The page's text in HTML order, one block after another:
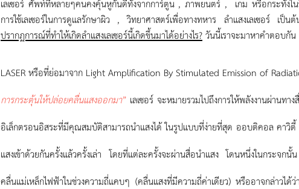
เลเซอร์ ศัพท์ที่หลายๆคนคงคุ้นหูกันดีทั้งจากการ์ตูน , ภาพยนตร์ , เกม หรือกระทั่งใน
การใช้เลเซอร์ในการดูแลรักษาผิว , วิทยาศาสตร์เพื่อทางทหาร ลำแสงเลเซอร์ เป็
ปรากฏการณ์ที่ทำให้เกิดลำแสงเลเซอร์นี้เกิดขึ้นมาได้อย่างไร? วันนี้เราจะมาหาคำตอบกัน
LASER หรือที่ย่อมาจาก Light Amplification By Stimulated Emission of
การกระตุ้นให้ปล่อยคลื่นแสงออกมา” เลเซอร์ จะหมายรวมไปถึงการให้พลังงานผ่านท
อิเล็กตรอนอิสระที่มีคุณสมบัติสามารถนำแสงได้ ในรูปแบบที่ง่ายที่สุด ออบติคอล คาวิตี้
แสงเข้าด้วยกันครั้งแล้วครั้งเล่า โดยที่แต่ละครั้งจะผ่านสื่อนำแสง โดนหนึ่งในกระจก
คลื่นแม่เหล็กไฟฟ้าในช่วงความถี่แคบๆ (คลื่นแสงที่มีความถี่ค่าเดียว) หรืออาจกล่าวได้